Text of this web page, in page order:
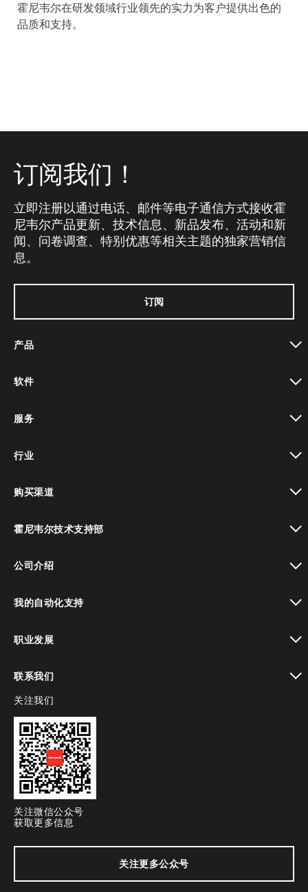
霍尼韦尔在研发领域行业领先的实力为客户提供出色的
品质和支持。
订阅我们！
立即注册以通过电话、邮件等电子通信方式接收霍
尼韦尔产品更新、技术信息、新品发布、活动和新
闻、问卷调查、特别优惠等相关主题的独家营销信
息。
订阅
产品
软件
服务
行业
购买渠道
霍尼韦尔技术支持部
公司介绍
我的自动化支持
职业发展
联系我们
toggle view
关注我们
关注微信公众号
获取更多信息
关注更多公众号